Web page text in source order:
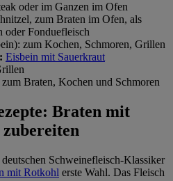
oder im Ganzen im Ofen
zum Braten im Ofen, als
oder Fonduefleisch
zum Kochen, Schmoren, Grillen
Eisbein mit Sauerkraut
Braten, Kochen und Schmoren
Braten mit
Schweinefleisch-Klassiker
mit Rotkohl erste Wahl. Das Fleisch